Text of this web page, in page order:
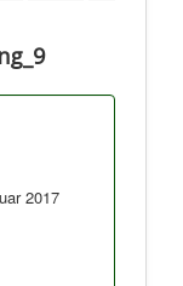
2017